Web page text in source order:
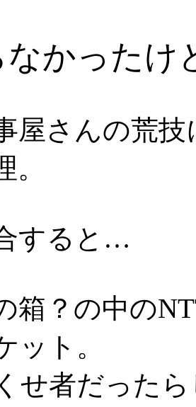
なかったけ
屋さんの荒
すると…
箱？の中の
ット。
せ者だった